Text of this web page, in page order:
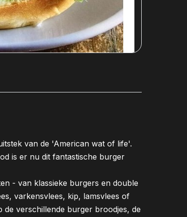
van de 'American wat of life'.
is er nu dit fantastische burger
- van klassieke burgers en double
varkensvlees, kip, lamsvlees of
de verschillende burger broodjes, de